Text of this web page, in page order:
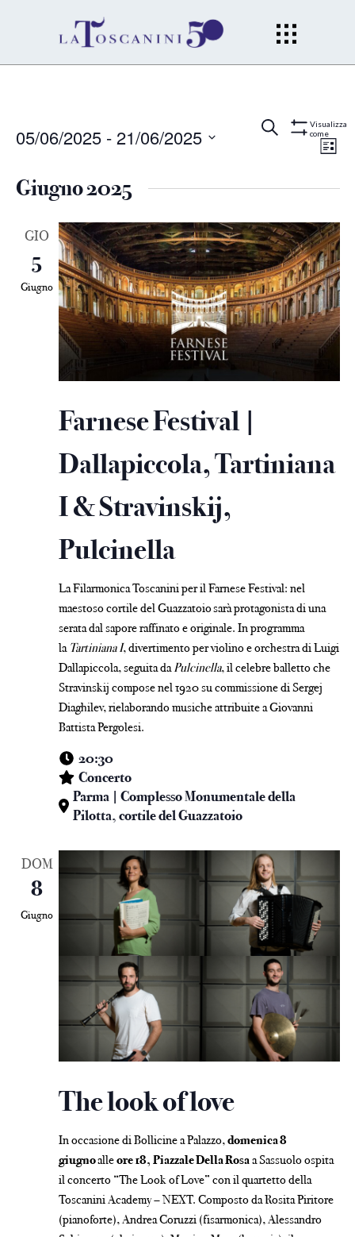
Eventi
e
viste
Cerca
Mostra
Visualizza
comeLista
05/06/2025 - 21/06/2025
la
data.
Giugno 2025
GIO
5
Giugno
Farnese Festival |
Dallapiccola, Tartiniana
I & Stravinskij,
Pulcinella
La Filarmonica Toscanini per il Farnese Festival: nel
maestoso cortile del Guazzatoiosarà protagonista di una
serata dal sapore raffinato e originale. In programma
la Tartiniana I, divertimento per violino e orchestra di Luigi
Dallapiccola, seguita da Pulcinella, il celebre balletto che
Stravinskij compose nel 1920 su commissione di Sergej
Diaghilev, rielaborando musiche attribuite a Giovanni
Battista Pergolesi.
20:30
Concerto
Parma | Complesso Monumentale della
Pilotta, cortile del Guazzatoio
DOM
8
Giugno
The look of love
In occasione di Bollicine a Palazzo,domenica 8
giugnoalleore 18, Piazzale Della Rosaa Sassuolo ospita
il concerto “The Look of Love” con il quartetto della
Toscanini Academy – NEXT. Composto da Rosita Piritore
(pianoforte), Andrea Coruzzi (fisarmonica), Alessandro